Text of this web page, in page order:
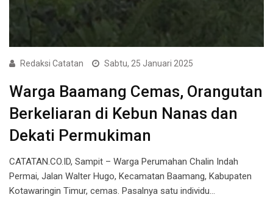
Redaksi Catatan Sabtu, 25 Januari 2025
Warga Baamang Cemas, Orangutan
Berkeliaran di Kebun Nanas dan
Dekati Permukiman
CATATAN.CO.ID, Sampit – Warga Perumahan Chalin Indah
Permai, Jalan Walter Hugo, Kecamatan Baamang, Kabupaten
Kotawaringin Timur, cemas. Pasalnya satu individu…